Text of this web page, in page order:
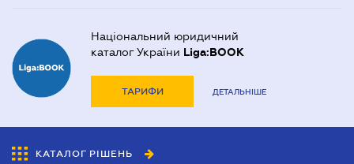
Національний юридичний
каталог України Liga:BOOK
ТАРИФИ ДЕТАЛЬНІШЕ
КАТАЛОГ РІШЕНЬ